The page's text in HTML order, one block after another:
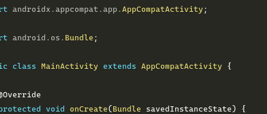
androidx . appcompat . app . AppCompatActivity ;
android . os . Bundle ;
class MainActivity extends AppCompatActivity {
void onCreate( Bundle savedInstanceState)
{